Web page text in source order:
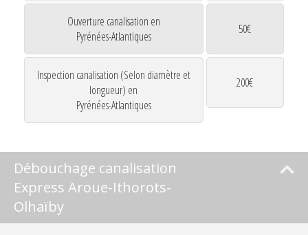
Ouverture canalisation en
Pyrénées-Atlantiques
50€
Inspection canalisation (Selon diamètre et
longueur) en
Pyrénées-Atlantiques
200€
Débouchage canalisation
Express Aroue-Ithorots-
Olhaïby